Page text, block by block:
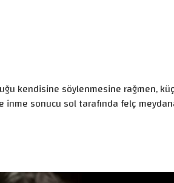
kendisine söylenmesine rağmen,
inme sonucu sol tarafında felç